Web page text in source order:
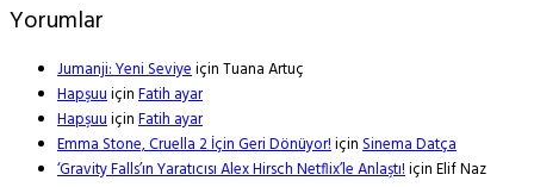
Yorumlar
Jumanji: Yeni SeviyeiçinTuana Artuç
HapşuuiçinFatih ayar
HapşuuiçinFatih ayar
Emma Stone, Cruella 2 İçin Geri Dönüyor!içinSinema Datça
‘Gravity Falls’ın Yaratıcısı Alex Hirsch Netflix’le Anlaştı!içinElif Naz